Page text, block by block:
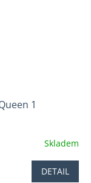
1
Skladem
DETAIL